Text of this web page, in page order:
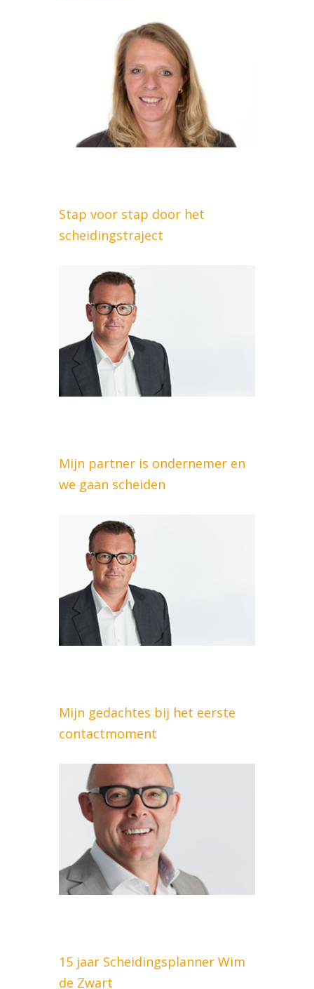
Stap voor stap door het
scheidingstraject
Mijn partner is ondernemer en
we gaan scheiden
Mijn gedachtes bij het eerste
contactmoment
15 jaar Scheidingsplanner Wim
de Zwart